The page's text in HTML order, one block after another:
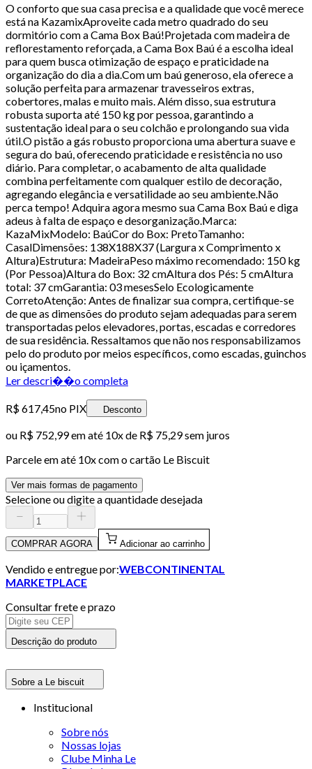
O conforto que sua casa precisa e a qualidade que você merece
está na KazamixAproveite cada metro quadrado do seu
dormitório com a Cama Box Baú!Projetada com madeira de
reflorestamento reforçada, a Cama Box Baú é a escolha ideal
para quem busca otimização de espaço e praticidade na
organização do dia a dia.Com um baú generoso, ela oferece a
solução perfeita para armazenar travesseiros extras,
cobertores, malas e muito mais. Além disso, sua estrutura
robusta suporta até 150 kg por pessoa, garantindo a
sustentação ideal para o seu colchão e prolongando sua vida
útil.O pistão a gás robusto proporciona uma abertura suave e
segura do baú, oferecendo praticidade e resistência no uso
diário. Para completar, o acabamento de alta qualidade
combina perfeitamente com qualquer estilo de decoração,
agregando elegância e versatilidade ao seu ambiente.Não
perca tempo! Adquira agora mesmo sua Cama Box Baú e diga
adeus à falta de espaço e desorganização.Marca:
KazaMixModelo: BaúCor do Box: PretoTamanho:
CasalDimensões: 138X188X37 (Largura x Comprimento x
Altura)Estrutura: MadeiraPeso máximo recomendado: 150 kg
(Por Pessoa)Altura do Box: 32 cmAltura dos Pés: 5 cmAltura
total: 37 cmGarantia: 03 mesesSelo Ecologicamente
CorretoAtenção: Antes de finalizar sua compra, certifique-se
de que as dimensões do produto sejam adequadas para serem
transportadas pelos elevadores, portas, escadas e corredores
de sua residência. Ressaltamos que não nos responsabilizamos
pelo do produto por meios específicos, como escadas, guinchos
ou içamentos.
Ler descri��o completa
R$ 617,45no PIX Desconto
ou R$ 752,99em até 10x de R$ 75,29 sem juros
Parcele em até 10x com o cartão Le Biscuit
Ver mais formas de pagamento
Selecione ou digite a quantidade desejada
COMPRAR AGORA Adicionar ao carrinho
Vendido e entregue por:WEBCONTINENTAL
MARKETPLACE
Consultar frete e prazo
Descrição do produto
Sobre a Le biscuit
Institucional
Sobre nós
Nossas lojas
Clube Minha Le